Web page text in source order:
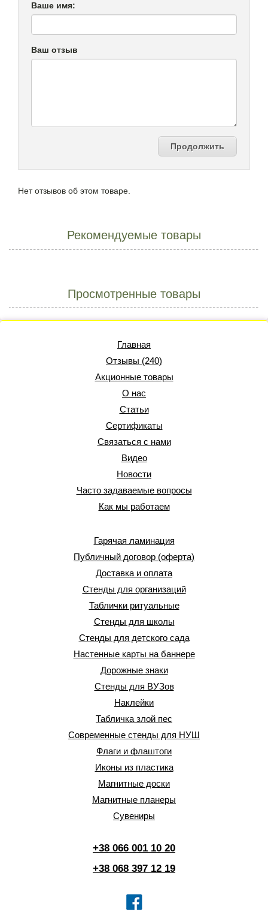
Ваше имя:
Ваш отзыв
Продолжить
Нет отзывов об этом товаре.
Рекомендуемые товары
Просмотренные товары
Главная
Отзывы (240)
Акционные товары
О нас
Статьи
Сертификаты
Связаться с нами
Видео
Новости
Часто задаваемые вопросы
Как мы работаем
Гарячая ламинация
Публичный договор (оферта)
Доставка и оплата
Стенды для организаций
Таблички ритуальные
Стенды для школы
Стенды для детского сада
Настенные карты на баннере
Дорожные знаки
Стенды для ВУЗов
Наклейки
Табличка злой пес
Современные стенды для НУШ
Флаги и флаштоги
Иконы из пластика
Магнитные доски
Магнитные планеры
Сувениры
+38 066 001 10 20
+38 068 397 12 19